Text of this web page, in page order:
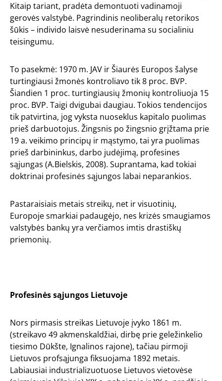
Kitaip tariant, pradėta demontuoti vadinamoji
gerovės valstybė. Pagrindinis neoliberalų retorikos
šūkis – individo laisvė nesuderinama su socialiniu
teisingumu.
To pasekmė: 1970 m. JAV ir Šiaurės Europos šalyse
turtingiausi žmonės kontroliavo tik 8 proc. BVP.
Šiandien 1 proc. turtingiausių žmonių kontroliuoja 15
proc. BVP. Taigi dvigubai daugiau. Tokios tendencijos
tik patvirtina, jog vyksta nuoseklus kapitalo puolimas
prieš darbuotojus. Žingsnis po žingsnio grįžtama prie
19 a. veikimo principų ir mąstymo, tai yra puolimas
prieš darbininkus, darbo judėjimą, profesines
sąjungas (A.Bielskis, 2008). Suprantama, kad tokiai
doktrinai profesinės sąjungos labai neparankios.
Pastaraisiais metais streikų, net ir visuotinių,
Europoje smarkiai padaugėjo, nes krizės smaugiamos
valstybės bankų yra verčiamos imtis drastiškų
priemonių.
Profesinės sąjungos Lietuvoje
Nors pirmasis streikas Lietuvoje įvyko 1861 m.
(streikavo 49 akmenskaldžiai, dirbę prie geležinkelio
tiesimo Dūkšte, Ignalinos rajone), tačiau pirmoji
Lietuvos profsąjunga fiksuojama 1892 metais.
Labiausiai industrializuotuose Lietuvos vietovėse